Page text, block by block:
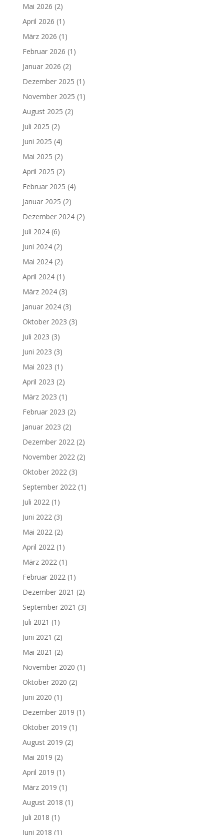
Mai 2026 (2)
April 2026 (1)
März 2026 (1)
Februar 2026 (1)
Januar 2026 (2)
Dezember 2025 (1)
November 2025 (1)
August 2025 (2)
Juli 2025 (2)
Juni 2025 (4)
Mai 2025 (2)
April 2025 (2)
Februar 2025 (4)
Januar 2025 (2)
Dezember 2024(2)
Juli 2024(6)
Juni 2024(2)
Mai 2024(2)
April 2024(1)
März 2024(3)
Januar 2024(3)
Oktober 2023 (3)
Juli 2023 (3)
Juni 2023 (3)
Mai 2023 (1)
April 2023 (2)
März 2023 (1)
Februar 2023 (2)
Januar 2023 (2)
Dezember 2022(2)
November 2022(2)
Oktober 2022(3)
September 2022(1)
Juli 2022(1)
Juni 2022(3)
Mai 2022(2)
April 2022(1)
März 2022(1)
Februar 2022(1)
Dezember 2021 (2)
September 2021 (3)
Juli 2021 (1)
Juni 2021 (2)
Mai 2021 (2)
November 2020 (1)
Oktober 2020 (2)
Juni 2020 (1)
Dezember 2019 (1)
Oktober 2019 (1)
August 2019 (2)
Mai 2019 (2)
April 2019 (1)
März 2019 (1)
August 2018 (1)
Juli 2018 (1)
Juni 2018 (1)